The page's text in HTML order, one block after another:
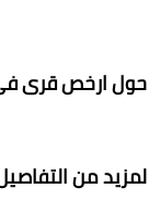
حولارخص قرى
لمزيد من